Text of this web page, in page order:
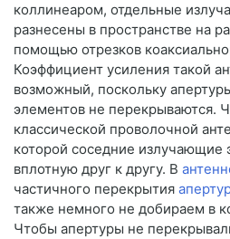
коллинеаром, отдельные
разнесены в пространстве на
помощью отрезков
Коэффициент усиления такой
возможный, поскольку
элементов не перекрываются.
классической проволочной
которой соседние излучающие
вплотную друг к другу. В
частичного перекрытия
также немного не добираем в
Чтобы апертуры не